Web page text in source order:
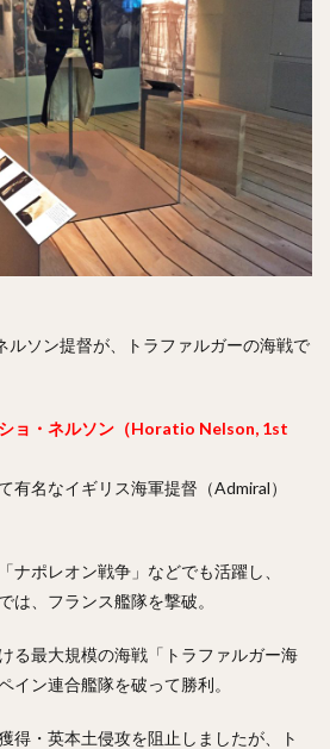
ルソン提督が、トラファルガーの海戦で
ョ・ネルソン（Horatio Nelson, 1st
有名なイギリス海軍提督（Admiral）
ナポレオン戦争」などでも活躍し、
は、フランス艦隊を撃破。
る最大規模の海戦「トラファルガー海
イン連合艦隊を破って勝利。
得・英本土侵攻を阻止しましたが、ト